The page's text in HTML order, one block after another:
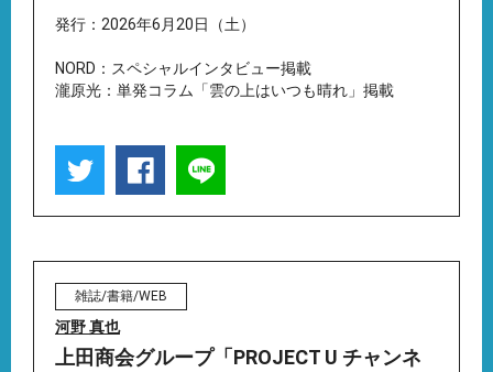
発行：2026年6月20日（土）
NORD：スペシャルインタビュー掲載
瀧原光：単発コラム「雲の上はいつも晴れ」掲載
雑誌/書籍/WEB
河野 真也
上田商会グループ「PROJECT U チャンネ